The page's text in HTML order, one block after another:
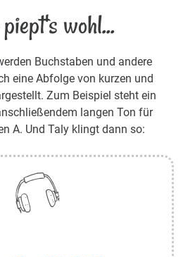
wohl...
Buchstaben und andere
eine Abfolge von kurzen und
Zum Beispiel steht ein
langen Ton für
A. Und Taly klingt dann so: